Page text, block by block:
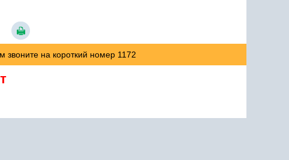
звоните на короткий номер 1172